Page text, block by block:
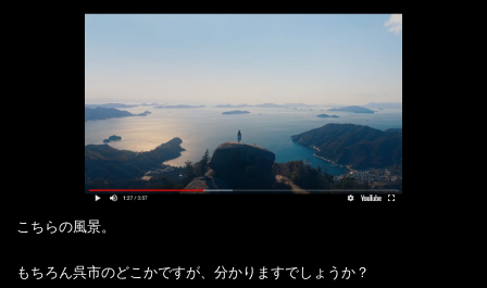
こちらの風景。
もちろん呉市のどこかですが、分かりますでしょうか？